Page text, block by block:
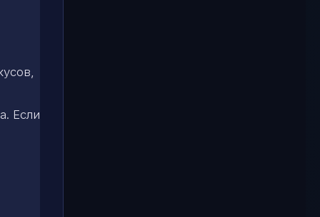
Если